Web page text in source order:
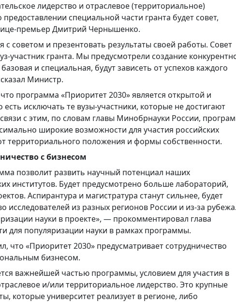
лидерство и отраслевое (территориальное)
специальной части гранта будет совет,
премьер Дмитрий Чернышенко.
с советом и презентовать результаты своей работы. Совет
участник гранта. Мы предусмотрели создание
и специальная, будут зависеть от успехов каждого
Министр.
программа «Приоритет 2030» является открытой и
исключать те вузы-участники, которые не достигают
с этим, по словам главы Минобрнауки России,
широкие возможности для участия российских
территориального положения и формы собственности.
с бизнесом
позволит развить научный потенциал наших
институтов. Будет предусмотрено больше лабораторий,
Аспирантура и магистратура станут сильнее, будет
исследователей из разных регионов России и из-за рубежа.
науки в проекте», — прокомментировал глава
для популяризации науки в рамках программы.
что «Приоритет 2030» предусматривает сотрудничество
бизнесом.
важнейшей частью программы, условием для участия в
и/или территориальное лидерство. Это крупные
которые университет реализует в регионе, либо